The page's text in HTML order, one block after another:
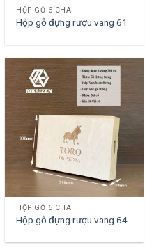
HỘP GỖ 6 CHAI
Hộp gỗ đựng rượu vang 61
HỘP GỖ 6 CHAI
Hộp gỗ đựng rượu vang 64